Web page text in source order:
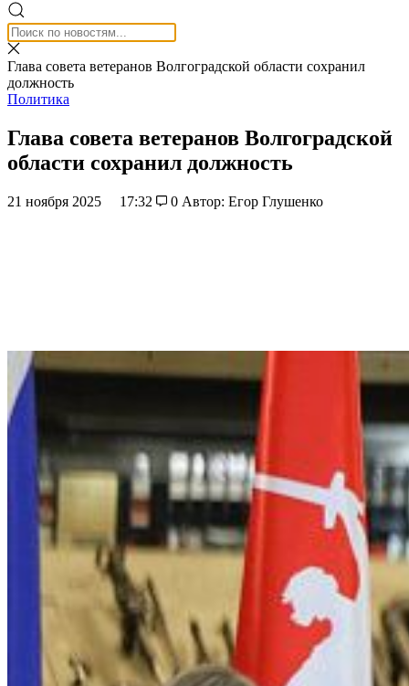
Глава совета ветеранов Волгоградской области сохранил
должность
Политика
Глава совета ветеранов Волгоградской
области сохранил должность
21 ноября 2025 17:32 0 Автор: Егор Глушенко